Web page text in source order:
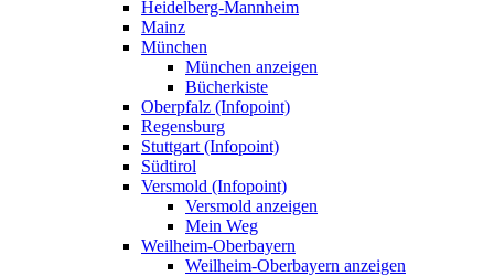
Heidelberg-Mannheim
Mainz
München
München anzeigen
Bücherkiste
Oberpfalz (Infopoint)
Regensburg
Stuttgart (Infopoint)
Südtirol
Versmold (Infopoint)
Versmold anzeigen
Mein Weg
Weilheim-Oberbayern
Weilheim-Oberbayern anzeigen